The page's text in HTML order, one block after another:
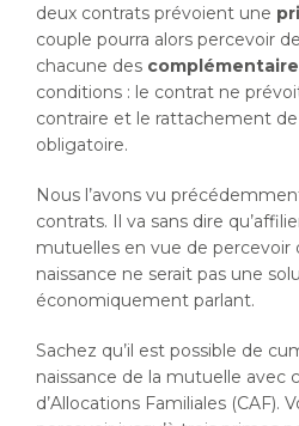
deux contrats prévoient une
couple pourra alors percevoir
chacune des
conditions : le contrat ne
contraire et le rattachement de
obligatoire.
Nous l’avons vu
contrats. Il va sans dire
mutuelles en vue de percevoir
naissance ne serait pas une
économiquement parlant.
Sachez qu’il est possible de
naissance de la mutuelle avec
d’Allocations Familiales (CAF).